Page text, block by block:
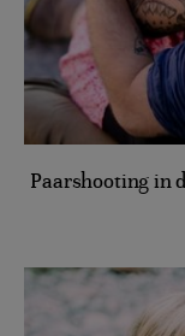
Paarshooting in